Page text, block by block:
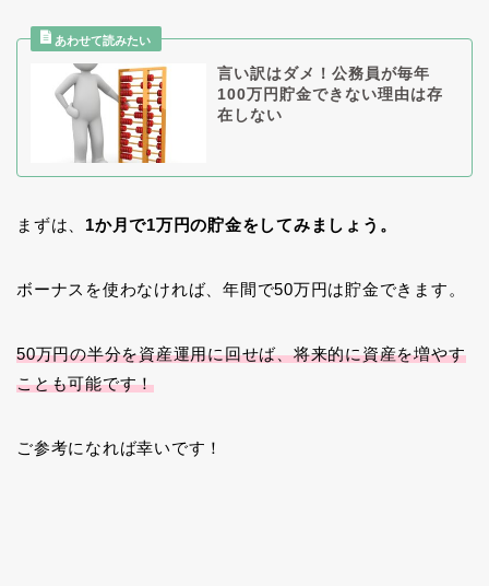
言い訳はダメ！公務員が毎年
100万円貯金できない理由は存
在しない
まずは、 1か月で1万円の貯金をしてみましょう。
ボーナスを使わなければ、年間で50万円は貯金できます。
50万円の半分を資産運用に回せば、将来的に資産を増やす
ことも可能です！
ご参考になれば幸いです！